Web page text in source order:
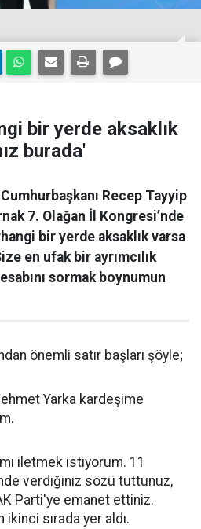
bir yerde aksaklık
burada'
Recep Tayyip
7. Olağan İl Kongresi’nde
bir yerde aksaklık varsa
en ufak bir ayrımcılık
sormak boynumun
önemli satır başları şöyle;
Yarka kardeşime
iletmek istiyorum. 11
verdiğiniz sözü tuttunuz,
Parti'ye emanet ettiniz.
ikinci sırada yer aldı.